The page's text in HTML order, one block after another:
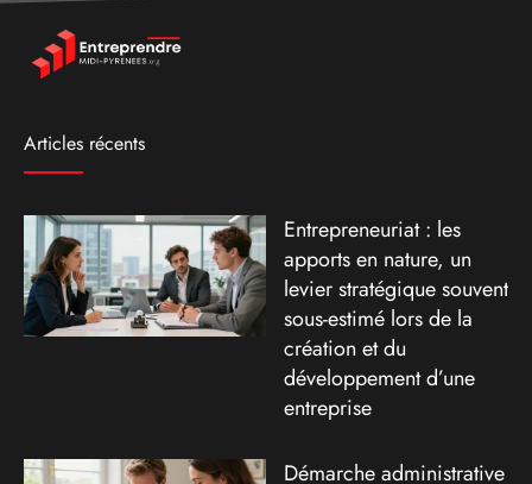
Articles récents
Entrepreneuriat : les
apports en nature, un
levier stratégique souvent
sous-estimé lors de la
création et du
développement d’une
entreprise
Démarche administrative